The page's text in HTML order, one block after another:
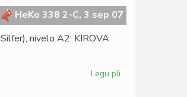
esperanto
en
HeKo 338 2-C, 3 sep 07
nivelo A2: KIROVA
Legu pli